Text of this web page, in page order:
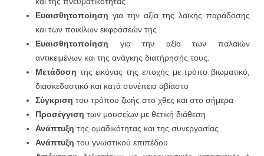
Ευαισθητοποίηση για την αξία της λαϊκής παράδοσης
και των ποικίλων εκφράσεών της
Ευαισθητοποίηση για την αξία των παλαιών
αντικειμένων και της ανάγκης διατήρησής τους.
Μετάδοση της εικόνας της εποχής με τρόπο βιωματικό,
διασκεδαστικό και κατά συνέπεια αβίαστο
Σύγκριση του τρόπου ζωής στο χθες και στο σήμερα
Προσέγγιση των μουσείων με θετική διάθεση
Ανάπτυξη της ομαδικότητας και της συνεργασίας
Ανάπτυξη του γνωστικού επιπέδου